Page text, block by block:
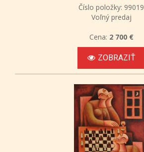
Číslo položky: 99019
Voľný predaj
Cena: 2 700 €
ZOBRAZIŤ